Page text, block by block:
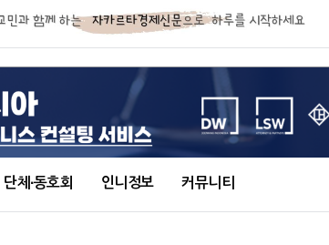
단체∙동호회 인니정보 커뮤니티